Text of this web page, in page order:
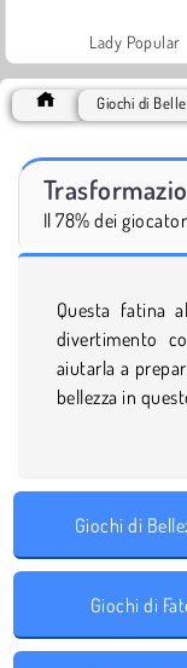
Lady Popular
Giochi di
Il 78% dei
Questa fatina
divertimento
aiutarla a
bellezza in
Giochi di
Giochi di